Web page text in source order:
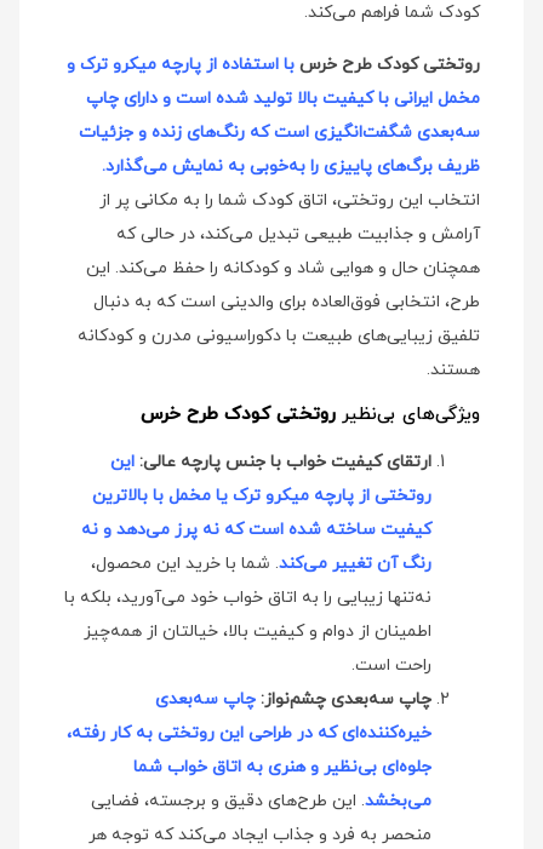
کودک شما فراهم می‌کند.
روتختی کودک طرح خرس با استفاده از پارچه میکرو ترک و
مخمل ایرانی با کیفیت بالا تولید شده است و دارای چاپ
سه‌بعدی شگفت‌انگیزی است که رنگ‌های زنده و جزئیات
ظریف برگ‌های پاییزی را به‌خوبی به نمایش می‌گذارد.
انتخاب این روتختی، اتاق کودک شما را به مکانی پر از
آرامش و جذابیت طبیعی تبدیل می‌کند، در حالی که
همچنان حال و هوایی شاد و کودکانه را حفظ می‌کند. این
طرح، انتخابی فوق‌العاده برای والدینی است که به دنبال
تلفیق زیبایی‌های طبیعت با دکوراسیونی مدرن و کودکانه
هستند.
ویژگی‌های بی‌نظیر روتختی کودک طرح خرس
ارتقای کیفیت خواب با جنس پارچه عالی: این
روتختی از پارچه میکرو ترک یا مخمل با بالاترین
کیفیت ساخته شده است که نه پرز می‌دهد و نه
رنگ آن تغییر می‌کند. شما با خرید این محصول،
نه‌تنها زیبایی را به اتاق خواب خود می‌آورید، بلکه با
اطمینان از دوام و کیفیت بالا، خیالتان از همه‌چیز
راحت است.
چاپ سه‌بعدی چشم‌نواز: چاپ سه‌بعدی
خیره‌کننده‌ای که در طراحی این روتختی به کار رفته،
جلوه‌ای بی‌نظیر و هنری به اتاق خواب شما
می‌بخشد. این طرح‌های دقیق و برجسته، فضایی
منحصر به فرد و جذاب ایجاد می‌کند که توجه هر